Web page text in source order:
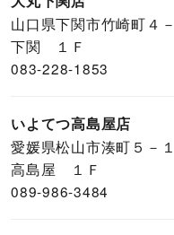
山口県下関市竹崎町４
下関 １Ｆ
083-228-1853
いよてつ高島屋店
愛媛県松山市湊町５－
高島屋 １Ｆ
089-986-3484